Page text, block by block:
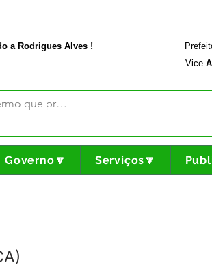
a Rodrigues Alves !
Vice
Governo🔽 Serviços🔽